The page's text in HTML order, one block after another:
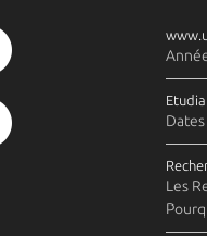
Les